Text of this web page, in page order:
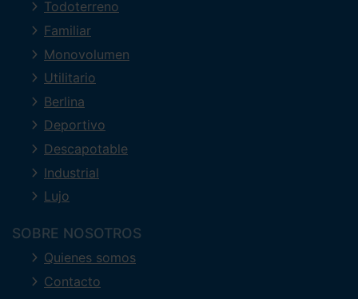
Todoterreno
Familiar
Monovolumen
Utilitario
Berlina
Deportivo
Descapotable
Industrial
Lujo
SOBRE NOSOTROS
Quienes somos
Contacto